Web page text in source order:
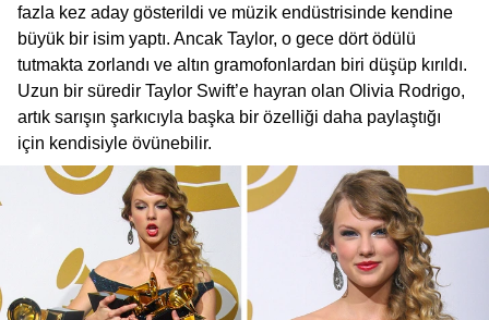
fazla kez aday gösterildi ve müzik endüstrisinde kendine
büyük bir isim yaptı. Ancak Taylor, o gece dört ödülü
tutmakta zorlandı ve altın gramofonlardan biri düşüp kırıldı.
Uzun bir süredir Taylor Swift’e hayran olan Olivia Rodrigo,
artık sarışın şarkıcıyla başka bir özelliği daha paylaştığı
için kendisiyle övünebilir.